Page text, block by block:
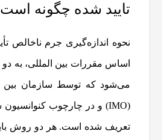
تایید شده چگونه
اساس مقررات بین المللی، به
می‌شود که توسط سازمان بین
تعریف شده است. هر دو روش